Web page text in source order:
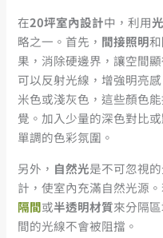
在20坪室內設計中，利用
略之一。首先， 間接照明和
果，消除硬邊界，讓空間
可以反射光線，增強明亮
米色或淺灰色，這些顏色
覺。加入少量的深色對比
單調的色彩氛圍。
另外， 自然光是不可忽視
計，使室內充滿自然光源
隔間或半透明材質來分隔
間的光線不會被阻擋。